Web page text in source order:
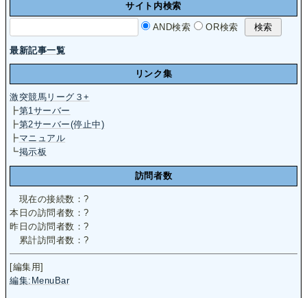
サイト内検索
AND検索 OR検索
最新記事一覧
リンク集
激突競馬リーグ３+
┣第1サーバー
┣第2サーバー(停止中)
┣マニュアル
┗掲示板
訪問者数
現在の接続数：?
本日の訪問者数：?
昨日の訪問者数：?
累計訪問者数：?
[編集用]
編集:MenuBar